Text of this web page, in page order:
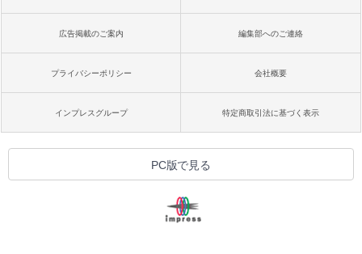
広告掲載のご案内 編集部へのご連絡
プライバシーポリシー 会社概要
インプレスグループ 特定商取引法に基づく表示
PC版で見る